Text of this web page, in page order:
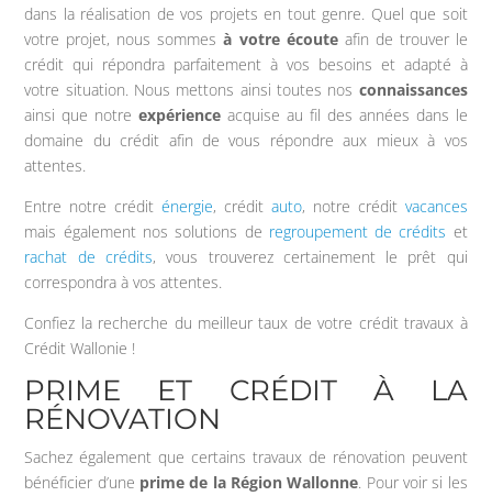
dans la réalisation de vos projets en tout genre. Quel que soit
votre projet, nous sommesà votre écouteafin de trouver le
crédit qui répondra parfaitement à vos besoins et adapté à
votre situation. Nous mettons ainsi toutes nos connaissances
ainsi que notreexpérience acquise au fil des années dans le
domaine du crédit afin de vous répondre aux mieux à vos
attentes.
Entre notre créditénergie, crédit auto, notre crédit vacances
mais également nos solutions de regroupement de crédits et
rachat de crédits, vous trouverez certainement le prêt qui
correspondra à vos attentes.
Confiez la recherche du meilleur taux de votre crédit travaux à
Crédit Wallonie !
PRIME ET CRÉDIT À LA
RÉNOVATION
Sachez également que certains travaux de rénovation peuvent
bénéficier d’une prime de la Région Wallonne. Pour voir si les